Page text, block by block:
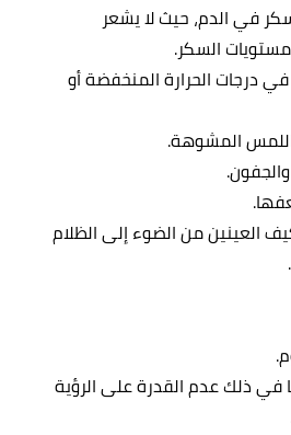
في الدم، حيث لا يشعر
السكر.
درجات الحرارة المنخفضة أو
المشوهة.
العينين من الضوء إلى الظلام
في ذلك عدم القدرة على الرؤية